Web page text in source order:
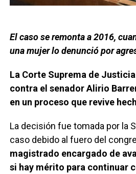
El caso se remonta a 2016,
una mujer lo denunció por
La Corte Suprema de
contra el senador Alirio
en un proceso que revive
La decisión fue tomada por la
caso debido al fuero del
magistrado encargado de
si hay mérito para continuar